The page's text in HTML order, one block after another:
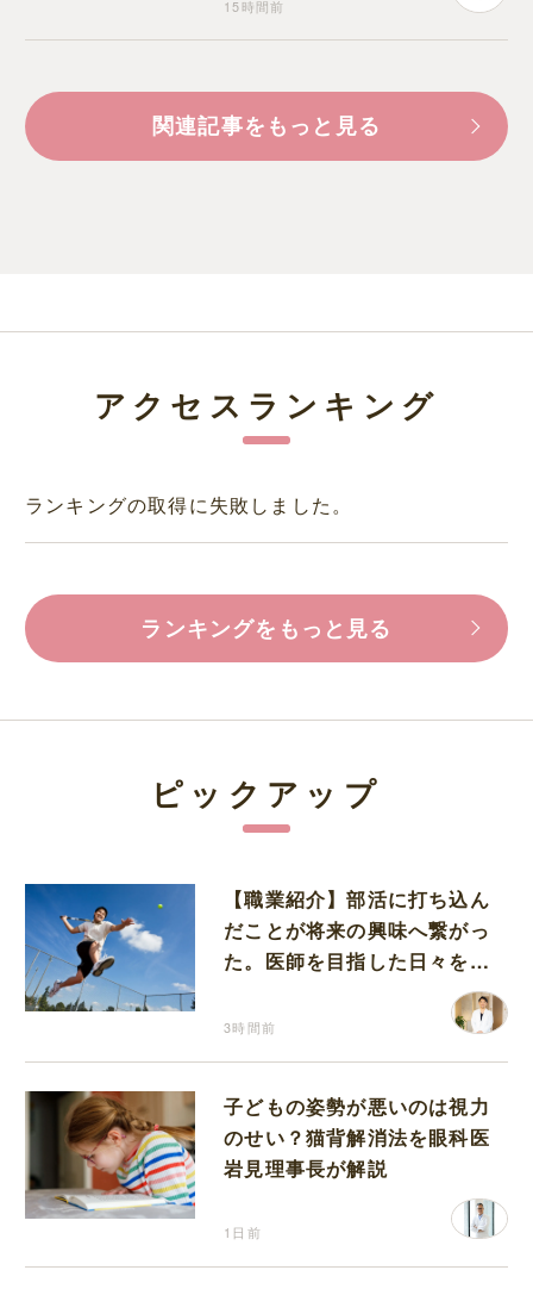
15時間前
関連記事をもっと見る
アクセスランキング
ランキングの取得に失敗しました。
ランキングをもっと見る
ピックアップ
【職業紹介】部活に打ち込ん
だことが将来の興味へ繋がっ
た。医師を目指した日々を振
3時間前
子どもの姿勢が悪いのは視力
のせい？猫背解消法を眼科医
岩見理事長が解説
1日前